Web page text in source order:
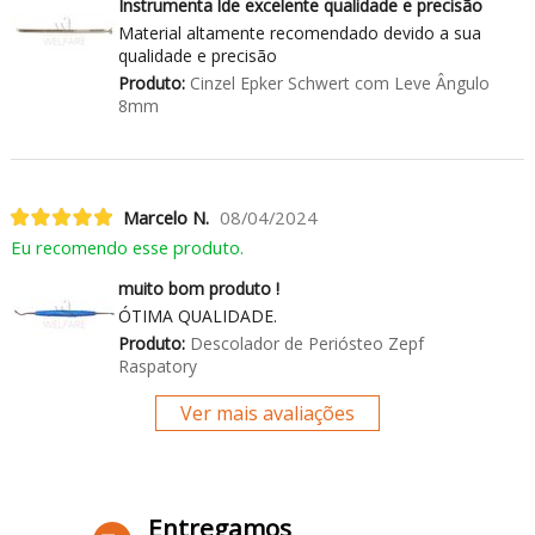
Instrumenta lde excelente qualidade e precisão
Material altamente recomendado devido a sua
qualidade e precisão
Produto:Cinzel Epker Schwert com Leve Ângulo
8mm
Marcelo N. 08/04/2024
Eu recomendo esse produto.
muito bom produto !
ÓTIMA QUALIDADE.
Produto:Descolador de Periósteo Zepf
Raspatory
Ver mais avaliações
Entregamos